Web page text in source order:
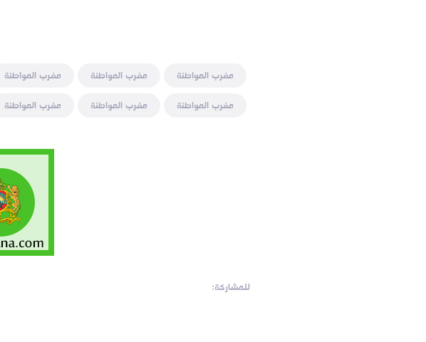
مغرب المواطنة مغرب المواطنة مغرب المواطنة
مغرب المواطنة
مغرب المواطنة مغرب المواطنة
للمشاركة: